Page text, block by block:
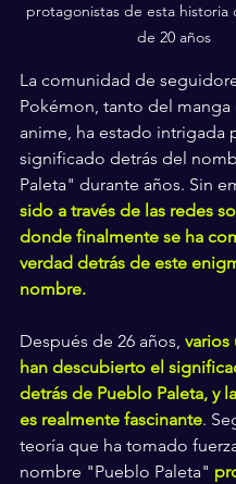
protagonistas de esta historia
de 20 años
La comunidad de
Pokémon, tanto del manga
anime, ha estado intrigada
significado detrás del
Paleta" durante años. Sin
sido a través de las redes
donde finalmente se ha
verdad detrás de este
nombre.
Después de 26 años, varios
han descubierto el
detrás de Pueblo Paleta, y
es realmente fascinante.
teoría que ha tomado
nombre "Pueblo Paleta"